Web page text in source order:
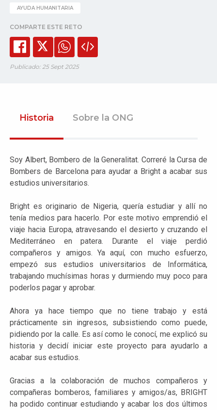
AYUDA HUMANITARIA
COMPARTE ESTE RETO
Publicado: 25 Sept 2025
Historia Sobre la ONG
Soy Albert, Bombero de la Generalitat. Correré la Cursa de
Bombers de Barcelona para ayudar a Bright a acabar sus
estudios universitarios.
Bright es originario de Nigeria, quería estudiar y allí no
tenía medios para hacerlo. Por este motivo emprendió el
viaje hacia Europa, atravesando el desierto y cruzando el
Mediterráneo en patera. Durante el viaje perdió
compañeros y amigos. Ya aquí, con mucho esfuerzo,
empezó sus estudios universitarios de Informática,
trabajando muchísimas horas y durmiendo muy poco para
poderlos pagar y aprobar.
Ahora ya hace tiempo que no tiene trabajo y está
prácticamente sin ingresos, subsistiendo como puede,
pidiendo por la calle. Es así como le conocí, me explicó su
historia y decidí iniciar este proyecto para ayudarlo a
acabar sus estudios.
Gracias a la colaboración de muchos compañeros y
compañeras bomberos, familiares y amigos/as, BRIGHT
ha podido continuar estudiando y acabar los dos últimos